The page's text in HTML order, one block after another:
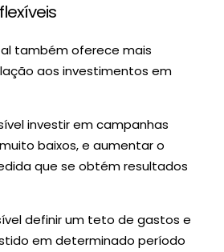
também oferece mais
aos investimentos em
investir em campanhas
baixos, e aumentar o
que se obtém resultados
definir um teto de gastos e
em determinado período